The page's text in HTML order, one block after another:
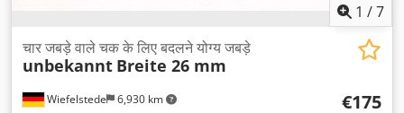
1 /7
Wiefelstede 6,930 km
चार जबड़े वाले चक के लिए बदलने योग्य जबड़े
unbekannt Breite 26 mm
€175